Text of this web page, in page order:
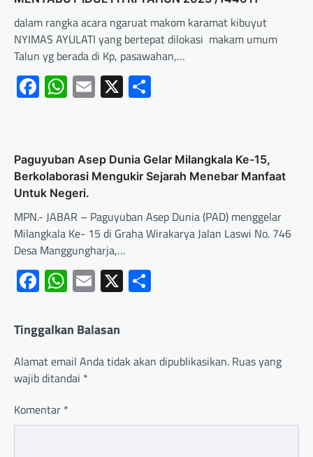
dalam rangka acara ngaruat makom karamat kibuyut
NYIMAS AYULATI yang bertepat dilokasi makam umum
Talun yg berada di Kp, pasawahan,…
Facebook
WhatsApp
Email
X
Paguyuban Asep Dunia Gelar Milangkala Ke-15,
Berkolaborasi Mengukir Sejarah Menebar Manfaat
Untuk Negeri.
MPN.- JABAR – Paguyuban Asep Dunia (PAD) menggelar
Milangkala Ke- 15 di Graha Wirakarya Jalan Laswi No. 746
Desa Manggungharja,…
Facebook
WhatsApp
Email
X
Tinggalkan Balasan
Alamat email Anda tidak akan dipublikasikan. Ruas yang
wajib ditandai *
Komentar *